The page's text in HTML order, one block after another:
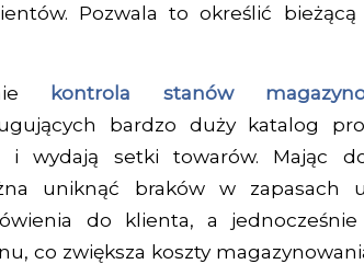
Pozwala to określić
kontrola stanów
bardzo duży katalog
i wydają setki towarów. Mając
uniknąć braków w zapasach
do klienta, a
co zwiększa koszty